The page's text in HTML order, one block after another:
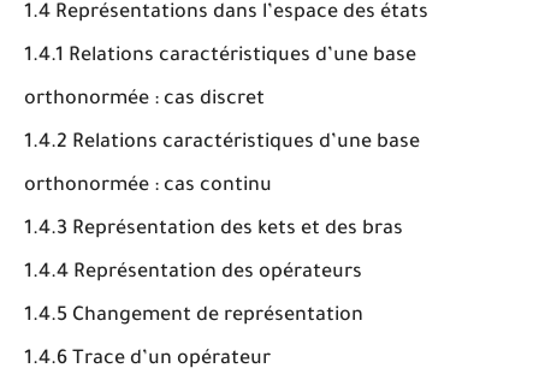
1.4 Représentations dans l’espace des états
1.4.1 Relations caractéristiques d’une base
orthonormée : cas discret
1.4.2 Relations caractéristiques d’une base
orthonormée : cas continu
1.4.3 Représentation des kets et des bras
1.4.4 Représentation des opérateurs
1.4.5 Changement de représentation
1.4.6 Trace d’un opérateur